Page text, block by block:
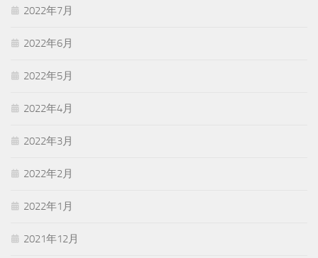
2022年7月
2022年6月
2022年5月
2022年4月
2022年3月
2022年2月
2022年1月
2021年12月